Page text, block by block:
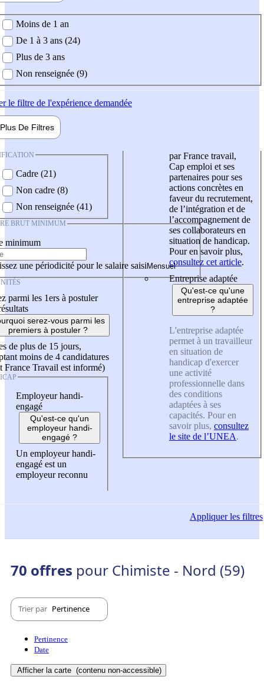
demandée
Moins de 1 an
De 1 à 3 ans (24)
Plus de 3 ans
Non renseignée (9)
le filtre de l'expérience demandée
Plus De Filtres
Cadre (21)
Non cadre (8)
Non renseignée (41)
BRUT MINIMUM
minimum
une périodicité pour le salaire saisi
parmi les 1ers à postuler
serez-vous parmi les
premiers à postuler ?
de plus de 15 jours,
moins de 4 candidatures
France Travail est informé)
Employeur handi-
engagé
Qu'est-ce qu'un
employeur handi-
engagé ?
Un employeur handi-
engagé est un
employeur reconnu
par France travail,
Cap emploi et ses
partenaires pour ses
actions concrètes en
faveur du recrutement,
de l’intégration et de
l’accompagnement de
ses collaborateurs en
situation de handicap.
Pour en savoir plus,
consultez cet article.
Entreprise adaptée
Qu'est-ce qu'une
entreprise adaptée
?
L'entreprise adaptée
permet à un travailleur
en situation de
handicap d'exercer
une activité
professionnelle dans
des conditions
adaptées à ses
capacités. Pour en
savoir plus, consultez
le site de l’UNEA.
Appliquerles filtres
70 offres pour Chimiste - Nord (59)
Trier par Pertinence
Pertinence
Date
Afficher la carte (contenu non-accessible)